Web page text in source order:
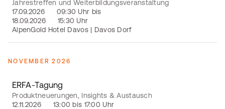
Jahrestreffen und Weiterbildungsveranstaltung
17.09.2026
09:30 Uhr bis
18.09.2026
15:30 Uhr
AlpenGold Hotel Davos | Davos Dorf
NOVEMBER 2026
ERFA-Tagung
Produktneuerungen, Insights & Austausch
12.11.2026
13:00 bis 17:00 Uhr